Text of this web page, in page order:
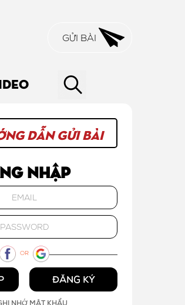
GỬI BÀI
DẪN GỬI BÀI
nhập
OR
ĐĂNG KÝ
NHỚ MẬT KHẨU